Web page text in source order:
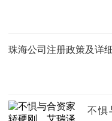
珠海公司注册政策及详
不惧